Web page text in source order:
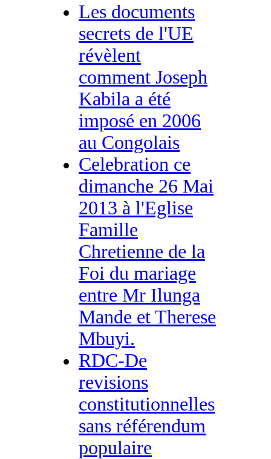
Les documents
secrets de l'UE
révèlent
comment Joseph
Kabila a été
imposé en 2006
au Congolais
Celebration ce
dimanche 26 Mai
2013 à l'Eglise
Famille
Chretienne de la
Foi du mariage
entre Mr Ilunga
Mande et Therese
Mbuyi.
RDC-De
revisions
constitutionnelles
sans référendum
populaire